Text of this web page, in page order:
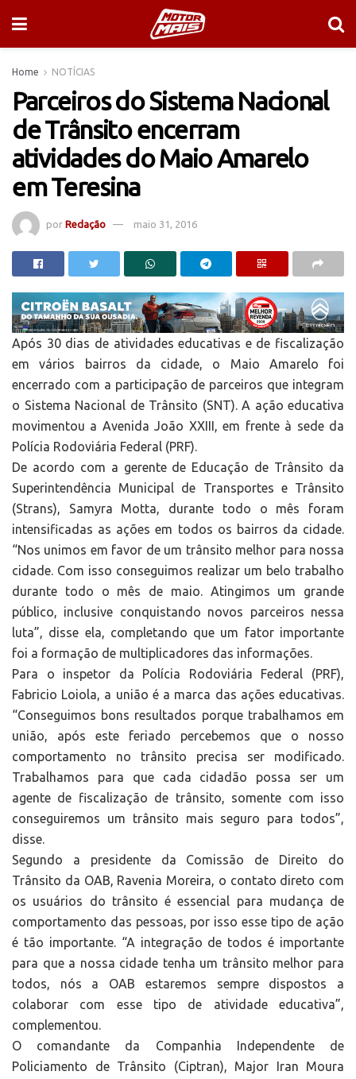
Home NOTÍCIAS
Parceiros do Sistema Nacional
de Trânsito encerram
atividades do Maio Amarelo
em Teresina
por Redação maio 31, 2016
Após 30 dias de atividades educativas e de fiscalização
em vários bairros da cidade, o Maio Amarelo foi
encerrado com a participação de parceiros que integram
o Sistema Nacional de Trânsito (SNT). A ação educativa
movimentou a Avenida João XXIII, em frente à sede da
Polícia Rodoviária Federal (PRF).
De acordo com a gerente de Educação de Trânsito da
Superintendência Municipal de Transportes e Trânsito
(Strans), Samyra Motta, durante todo o mês foram
intensificadas as ações em todos os bairros da cidade.
“Nos unimos em favor de um trânsito melhor para nossa
cidade. Com isso conseguimos realizar um belo trabalho
durante todo o mês de maio. Atingimos um grande
público, inclusive conquistando novos parceiros nessa
luta”, disse ela, completando que um fator importante
foi a formação de multiplicadores das informações.
Para o inspetor da Polícia Rodoviária Federal (PRF),
Fabricio Loiola, a união é a marca das ações educativas.
“Conseguimos bons resultados porque trabalhamos em
união, após este feriado percebemos que o nosso
comportamento no trânsito precisa ser modificado.
Trabalhamos para que cada cidadão possa ser um
agente de fiscalização de trânsito, somente com isso
conseguiremos um trânsito mais seguro para todos”,
disse.
Segundo a presidente da Comissão de Direito do
Trânsito da OAB, Ravenia Moreira, o contato direto com
os usuários do trânsito é essencial para mudança de
comportamento das pessoas, por isso esse tipo de ação
é tão importante. “A integração de todos é importante
para que a nossa cidade tenha um trânsito melhor para
todos, nós a OAB estaremos sempre dispostos a
colaborar com esse tipo de atividade educativa”,
complementou.
O comandante da Companhia Independente de
Policiamento de Trânsito (Ciptran), Major Iran Moura